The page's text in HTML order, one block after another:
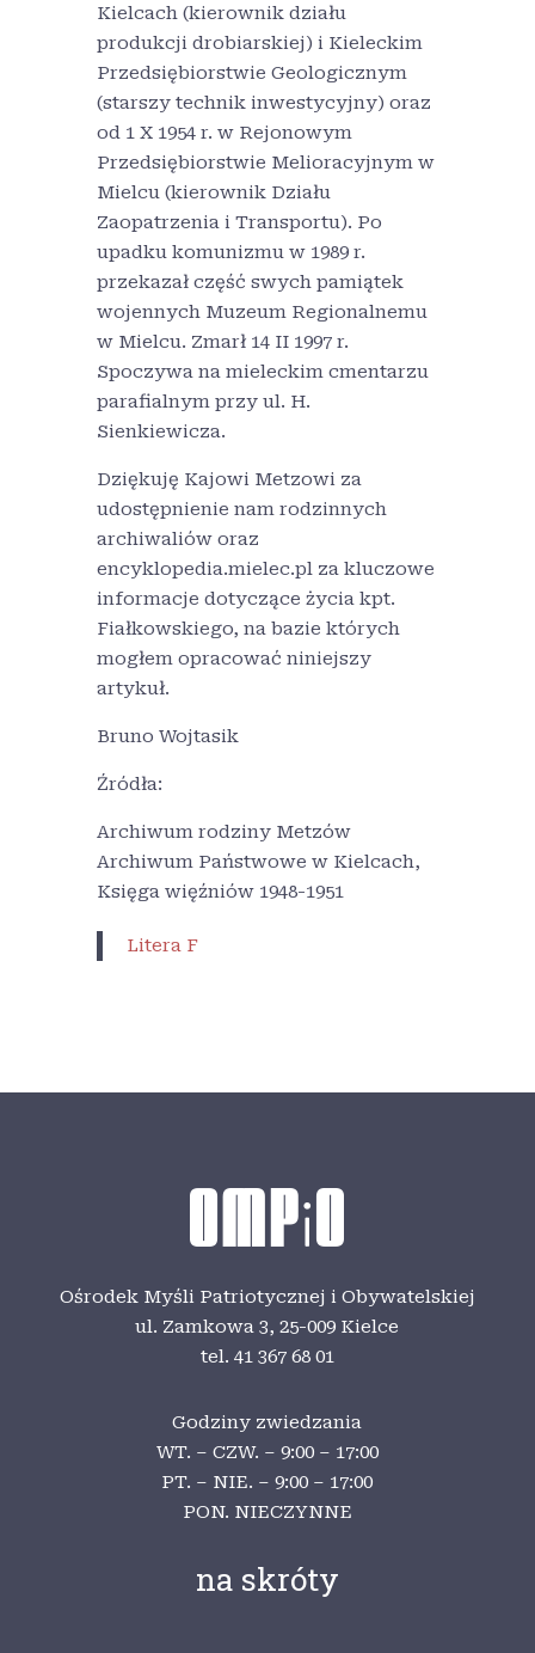
Kielcach (kierownik działu
produkcji drobiarskiej) i Kieleckim
Przedsiębiorstwie Geologicznym
(starszy technik inwestycyjny) oraz
od 1 X 1954 r. w Rejonowym
Przedsiębiorstwie Melioracyjnym w
Mielcu (kierownik Działu
Zaopatrzenia i Transportu). Po
upadku komunizmu w 1989 r.
przekazał część swych pamiątek
wojennych Muzeum Regionalnemu
w Mielcu. Zmarł 14 II 1997 r.
Spoczywa na mieleckim cmentarzu
parafialnym przy ul. H.
Sienkiewicza.
Dziękuję Kajowi Metzowi za
udostępnienie nam rodzinnych
archiwaliów oraz
encyklopedia.mielec.pl za kluczowe
informacje dotyczące życia kpt.
Fiałkowskiego, na bazie których
mogłem opracować niniejszy
artykuł.
Bruno Wojtasik
Źródła:
Archiwum rodziny Metzów
Archiwum Państwowe w Kielcach,
Księga więźniów 1948-1951
Litera F
Ośrodek Myśli Patriotycznej i Obywatelskiej
ul. Zamkowa 3,25-009 Kielce
tel. 41 367 68 01
Godziny zwiedzania
WT. – CZW. – 9:00 – 17:00
PT. – NIE. – 9:00 – 17:00
PON. NIECZYNNE
na skróty